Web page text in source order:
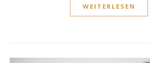
WEITERLESEN